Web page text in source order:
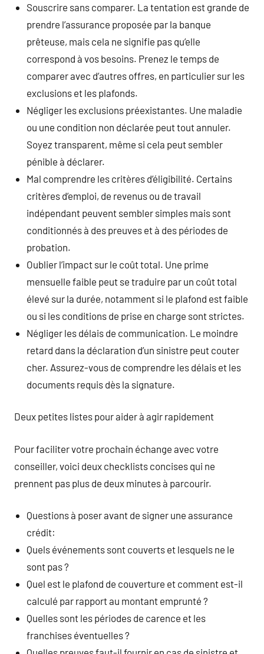
Souscrire sans comparer. La tentation est grande de
prendre l’assurance proposée par la banque
prêteuse, mais cela ne signifie pas qu’elle
correspond à vos besoins. Prenez le temps de
comparer avec d’autres offres, en particulier sur les
exclusions et les plafonds.
Négliger les exclusions préexistantes. Une maladie
ou une condition non déclarée peut tout annuler.
Soyez transparent, même si cela peut sembler
pénible à déclarer.
Mal comprendre les critères d’éligibilité. Certains
critères d’emploi, de revenus ou de travail
indépendant peuvent sembler simples mais sont
conditionnés à des preuves et à des périodes de
probation.
Oublier l’impact sur le coût total. Une prime
mensuelle faible peut se traduire par un coût total
élevé sur la durée, notamment si le plafond est faible
ou si les conditions de prise en charge sont strictes.
Négliger les délais de communication. Le moindre
retard dans la déclaration d’un sinistre peut couter
cher. Assurez-vous de comprendre les délais et les
documents requis dès la signature.
Deux petites listes pour aider à agir rapidement
Pour faciliter votre prochain échange avec votre
conseiller, voici deux checklists concises qui ne
prennent pas plus de deux minutes à parcourir.
Questions à poser avant de signer une assurance
crédit:
Quels événements sont couverts et lesquels ne le
sont pas ?
Quel est le plafond de couverture et comment est-il
calculé par rapport au montant emprunté ?
Quelles sont les périodes de carence et les
franchises éventuelles ?